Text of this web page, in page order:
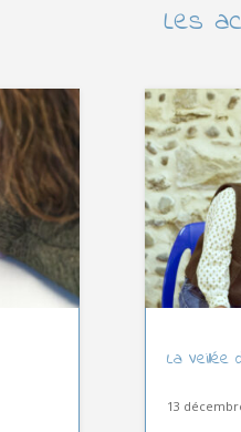
Les
La Veillée
13